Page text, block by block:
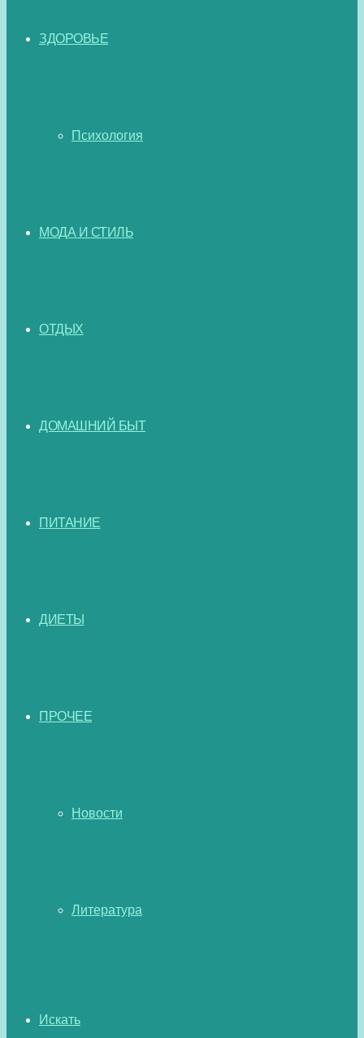
ЗДОРОВЬЕ
Психология
МОДА И СТИЛЬ
ОТДЫХ
ДОМАШНИЙ БЫТ
ПИТАНИЕ
ДИЕТЫ
ПРОЧЕЕ
Новости
Литература
Искать